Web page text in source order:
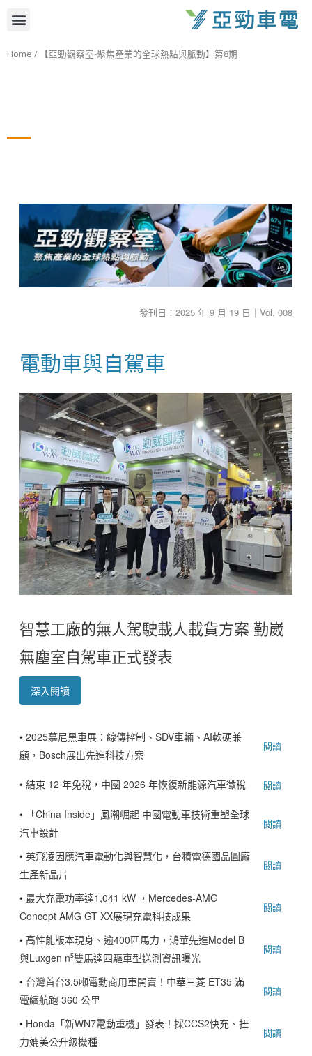
要
選
單
Home / 【亞勁觀察室-聚焦產業的全球熱點與脈動】第8期
發刊日：2025 年 9 月 19 日｜Vol. 008
電動車與自駕車
智慧工廠的無人駕駛載人載貨方案 勤崴
無塵室自駕車正式發表
深入閱讀
• 2025慕尼黑車展：線傳控制、SDV車輛、AI軟硬兼
顧，Bosch展出先進科技方案
閱讀
• 結束 12 年免稅，中國 2026 年恢復新能源汽車徵稅 閱讀
•
「China Inside」風潮崛起 中國電動車技術重塑全球
汽車設計
閱讀
• 英飛凌因應汽車電動化與智慧化，台積電德國晶圓廠
生產新晶片
閱讀
• 最大充電功率達1,041 kW ，Mercedes-AMG
Concept AMG GT XX展現充電科技成果
閱讀
• 高性能版本現身、逾400匹馬力，鴻華先進Model B
與Luxgen n⁵雙馬達四驅車型送測資訊曝光
閱讀
• 台灣首台3.5噸電動商用車開賣！中華三菱 ET35 滿
電續航跑 360 公里
閱讀
• Honda「新WN7電動重機」發表！採CCS2快充、扭
力媲美公升級機種
閱讀